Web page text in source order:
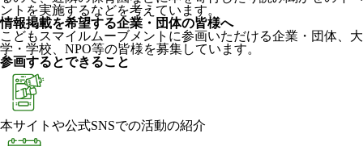
ントを実施するなどを考えています。
情報掲載を希望する企業・団体の皆様へ
こどもスマイルムーブメントに参画いただける企業・団体、大
学・学校、NPO等の皆様を募集しています。
参画するとできること
本サイトや公式SNSでの活動の紹介